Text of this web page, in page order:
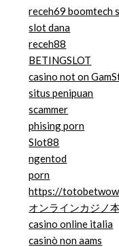
receh69 boomtech
slot dana
receh88
BETINGSLOT
casino not on
situs penipuan
scammer
phising porn
Slot88
ngentod
porn
https://
オンラインカジノ
casino online italia
casinò non aams